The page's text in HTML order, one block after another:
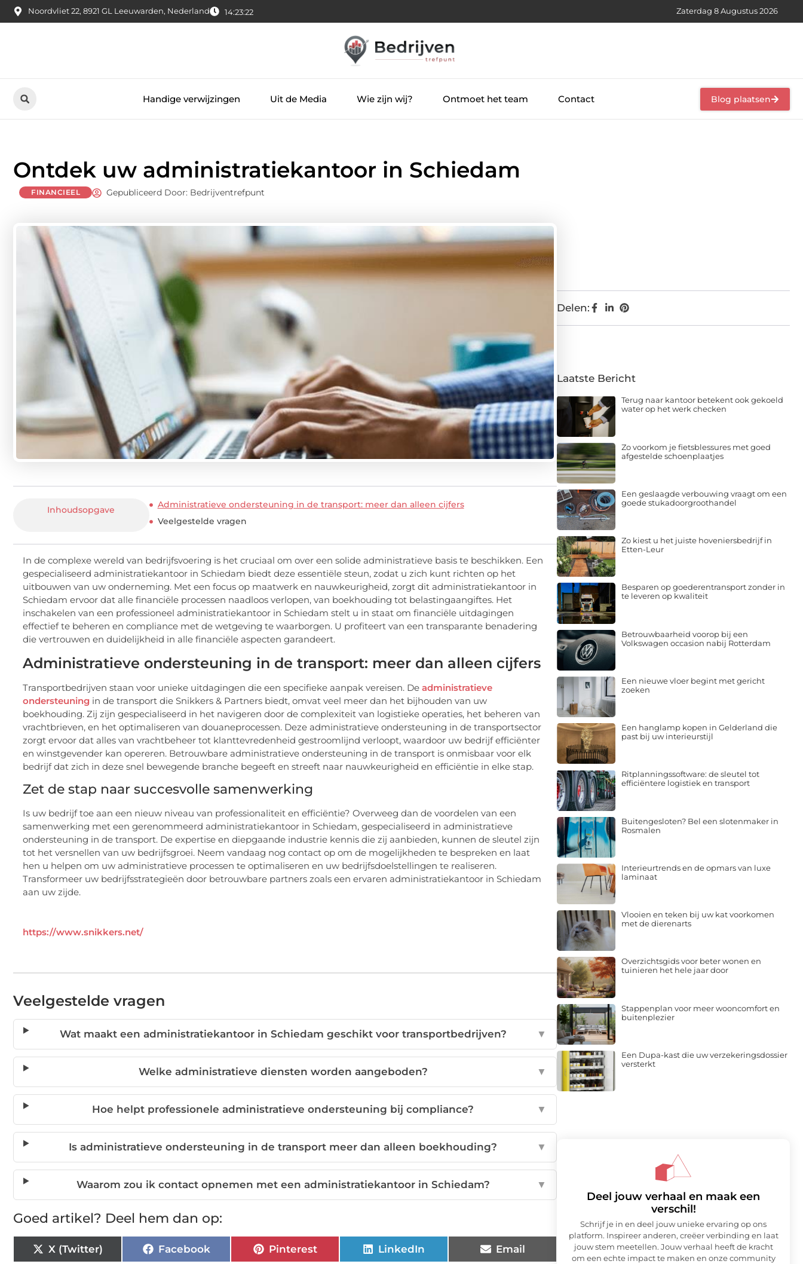
Noordvliet 22, 8921 GL Leeuwarden, Nederland 14:23:23 Zaterdag 8 Augustus 2026
Handige verwijzingen Uit de Media Wie zijn wij? Ontmoet het team Contact Blog plaatsen
Ontdek uw administratiekantoor in Schiedam
FINANCIEEL Gepubliceerd Door: Bedrijventrefpunt
Inhoudsopgave
Administratieve ondersteuning in de transport: meer dan alleen cijfers
Veelgestelde vragen
In de complexe wereld van bedrijfsvoering is het cruciaal om over een solide administratieve basis te beschikken. Een
gespecialiseerd administratiekantoor in Schiedam biedt deze essentiële steun, zodat u zich kunt richten op het
uitbouwen van uw onderneming. Met een focus op maatwerk en nauwkeurigheid, zorgt dit administratiekantoor in
Schiedam ervoor dat alle financiële processen naadloos verlopen, van boekhouding tot belastingaangiftes. Het
inschakelen van een professioneel administratiekantoor in Schiedam stelt u in staat om financiële uitdagingen
effectief te beheren en compliance met de wetgeving te waarborgen. U profiteert van een transparante benadering
die vertrouwen en duidelijkheid in alle financiële aspecten garandeert.
Administratieve ondersteuning in de transport: meer dan alleen cijfers
Transportbedrijven staan voor unieke uitdagingen die een specifieke aanpak vereisen. De administratieve
ondersteuning in de transport die Snikkers & Partners biedt, omvat veel meer dan het bijhouden van uw
boekhouding. Zij zijn gespecialiseerd in het navigeren door de complexiteit van logistieke operaties, het beheren van
vrachtbrieven, en het optimaliseren van douaneprocessen. Deze administratieve ondersteuning in de transportsector
zorgt ervoor dat alles van vrachtbeheer tot klanttevredenheid gestroomlijnd verloopt, waardoor uw bedrijf efficiënter
en winstgevender kan opereren. Betrouwbare administratieve ondersteuning in de transport is onmisbaar voor elk
bedrijf dat zich in deze snel bewegende branche begeeft en streeft naar nauwkeurigheid en efficiëntie in elke stap.
Zet de stap naar succesvolle samenwerking
Is uw bedrijf toe aan een nieuw niveau van professionaliteit en efficiëntie? Overweeg dan de voordelen van een
samenwerking met een gerenommeerd administratiekantoor in Schiedam, gespecialiseerd in administratieve
ondersteuning in de transport. De expertise en diepgaande industrie kennis die zij aanbieden, kunnen de sleutel zijn
tot het versnellen van uw bedrijfsgroei. Neem vandaag nog contact op om de mogelijkheden te bespreken en laat
hen u helpen om uw administratieve processen te optimaliseren en uw bedrijfsdoelstellingen te realiseren.
Transformeer uw bedrijfsstrategieën door betrouwbare partners zoals een ervaren administratiekantoor in Schiedam
aan uw zijde.
https://www.snikkers.net/
Veelgestelde vragen
Wat maakt een administratiekantoor in Schiedam geschikt voor transportbedrijven? ▼
Welke administratieve diensten worden aangeboden? ▼
Hoe helpt professionele administratieve ondersteuning bij compliance? ▼
Is administratieve ondersteuning in de transport meer dan alleen boekhouding? ▼
Waarom zou ik contact opnemen met een administratiekantoor in Schiedam? ▼
Goed artikel? Deel hem dan op:
X (Twitter) Facebook Pinterest LinkedIn Email
Delen:
Laatste Bericht
Terug naar kantoor betekent ook gekoeld
water op het werk checken
Zo voorkom je fietsblessures met goed
afgestelde schoenplaatjes
Een geslaagde verbouwing vraagt om een
goede stukadoorgroothandel
Zo kiest u het juiste hoveniersbedrijf in
Etten-Leur
Besparen op goederentransport zonder in
te leveren op kwaliteit
Betrouwbaarheid voorop bij een
Volkswagen occasion nabij Rotterdam
Een nieuwe vloer begint met gericht
zoeken
Een hanglamp kopen in Gelderland die
past bij uw interieurstijl
Ritplanningssoftware: de sleutel tot
efficiëntere logistiek en transport
Buitengesloten? Bel een slotenmaker in
Rosmalen
Interieurtrends en de opmars van luxe
laminaat
Vlooien en teken bij uw kat voorkomen
met de dierenarts
Overzichtsgids voor beter wonen en
tuinieren het hele jaar door
Stappenplan voor meer wooncomfort en
buitenplezier
Een Dupa-kast die uw verzekeringsdossier
versterkt
Deel jouw verhaal en maak een
verschil!
Schrijf je in en deel jouw unieke ervaring op ons
platform. Inspireer anderen, creëer verbinding en laat
jouw stem meetellen. Jouw verhaal heeft de kracht
om een echte impact te maken en onze community